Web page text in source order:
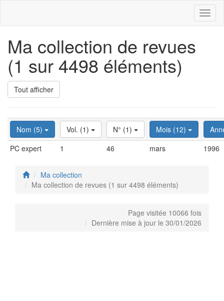
Ma collection de revues
(1 sur 4498 éléments)
Tout afficher
Nom (5) Vol. (1) N° (1) Mois (12)
PC expert
1 46 mars 1996
Ma collection
Ma collection de revues (1 sur 4498 éléments)
Page visitée 10066 fois
Dernière mise à jour le 30/01/2026